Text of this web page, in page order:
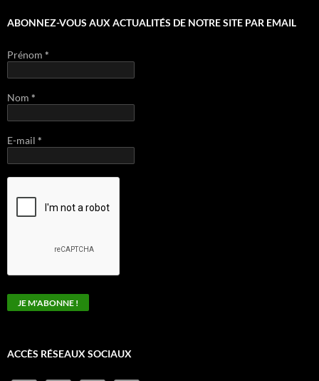
ABONNEZ-VOUS AUX ACTUALITÉS DE NOTRE SITE PAR EMAIL
Prénom *
Nom *
E-mail *
ACCÈS RÉSEAUX SOCIAUX